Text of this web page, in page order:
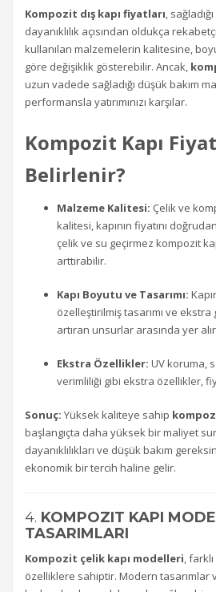
Kompozit dış kapı fiyatları,
dayanıklılık açısından oldukça
kullanılan malzemelerin kalitesine,
göre değişiklik gösterebilir. Ancak,
uzun vadede sağladığı düşük bakım
performansla yatırımınızı karşılar.
Kompozit Kapı
Belirlenir?
Malzeme Kalitesi: Çelik ve
kalitesi, kapının fiyatını
çelik ve su geçirmez kompozit
arttırabilir.
Kapı Boyutu ve Tasarımı:
özelleştirilmiş tasarımı ve
artıran unsurlar arasında yer
Ekstra Özellikler: UV koruma,
verimliliği gibi ekstra özellikler,
Sonuç: Yüksek kaliteye sahip
başlangıçta daha yüksek bir maliyet
dayanıklılıkları ve düşük bakım
ekonomik bir tercih haline gelir.
4. KOMPOZIT KAPI
TASARIMLARI
Kompozit çelik kapı modelleri,
özelliklere sahiptir. Modern tasarımlar